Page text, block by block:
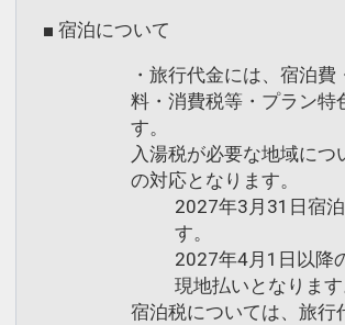
１２分
●無料立体駐車場１１１台（先
用意！ ※大型車不可です。
＜周辺のご案内＞
●スーパーマーケットまで徒歩
※年中無休 営業時間：９：０
●大型ショッピングセンター（
までお車で約５分
■ 宿泊について
・旅行代金には、宿泊費
料・消費税等・プラン特
す。
入湯税が必要な地域につ
の対応となります。
2027年3月31日宿
す。
2027年4月1日以降
現地払いとなります
宿泊税については、旅行